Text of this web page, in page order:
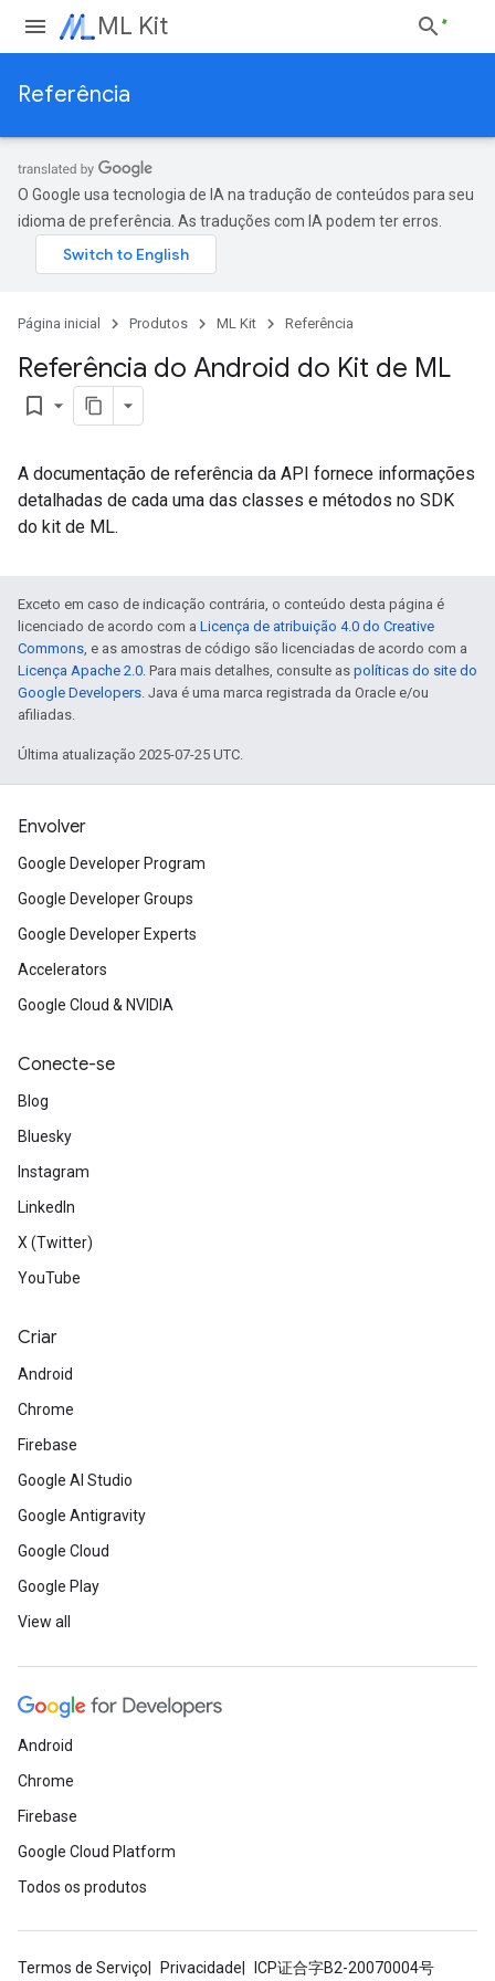
ML Kit
Referência
O Google usa tecnologia de IA na tradução de conteúdos para seu
idioma de preferência. As traduções com IA podem ter erros.
Página inicial Produtos ML Kit Referência
Referência do Android do Kit de ML
bookmark_border
A documentação de referência da API fornece informações
detalhadas de cada uma das classes e métodos no SDK
do kit de ML.
Exceto em caso de indicação contrária, o conteúdo desta página é
licenciado de acordo com a Licença de atribuição 4.0 do Creative
Commons, e as amostras de código são licenciadas de acordo com a
Licença Apache 2.0. Para mais detalhes, consulte as políticas do site do
Google Developers. Java é uma marca registrada da Oracle e/ou
afiliadas.
Última atualização 2025-07-25 UTC.
Envolver
Google Developer Program
Google Developer Groups
Google Developer Experts
Accelerators
Google Cloud & NVIDIA
Conecte-se
Blog
Bluesky
Instagram
LinkedIn
X (Twitter)
YouTube
Criar
Android
Chrome
Firebase
Google AI Studio
Google Antigravity
Google Cloud
Google Play
View all
Android
Chrome
Firebase
Google Cloud Platform
Todos os produtos
Termos de Serviço Privacidade
ICP证合字B2-20070004号